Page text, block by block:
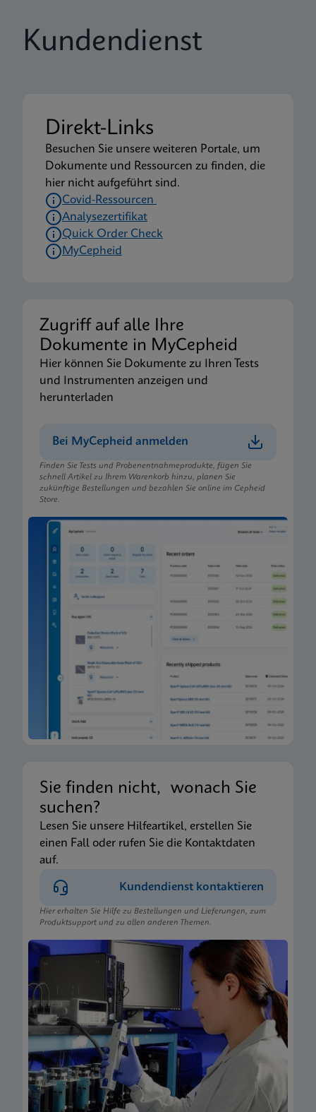
Kundendienst
Direkt-Links
Besuchen Sie unsere weiteren Portale, um
Dokumente und Ressourcen zu finden, die
hier nicht aufgeführt sind.
Covid-Ressourcen
Analysezertifikat
Quick Order Check
MyCepheid
Zugriff auf alle Ihre
Dokumente in MyCepheid
Hier können Sie Dokumente zu Ihren Tests
und Instrumenten anzeigen und
herunterladen
Bei MyCepheid anmelden
Finden Sie Tests und Probenentnahmeprodukte, fügen Sie
schnell Artikel zu Ihrem Warenkorb hinzu, planen Sie
zukünftige Bestellungen und bezahlen Sie online im Cepheid
Store.
Sie finden nicht, wonach Sie
suchen?
Lesen Sie unsere Hilfeartikel, erstellen Sie
einen Fall oder rufen Sie die Kontaktdaten
auf.
Kundendienst kontaktieren
Hier erhalten Sie Hilfe zu Bestellungen und Lieferungen, zum
Produktsupport und zu allen anderen Themen.